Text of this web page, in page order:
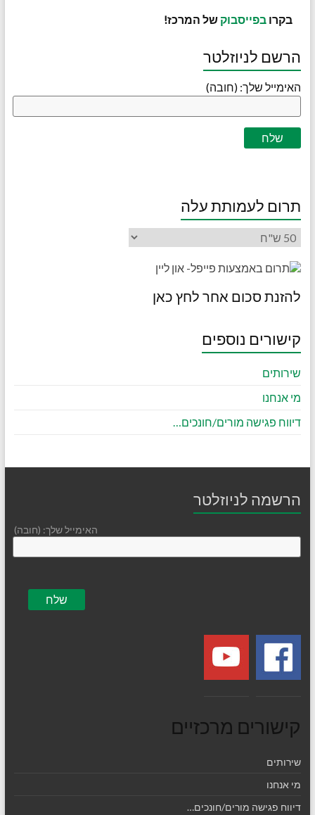
בקרו בפייסבוק של המרכז!
הרשם לניוזלטר
האימייל שלך: (חובה)
תרום לעמותת עלה
להזנת סכום אחר לחץ כאן
קישורים נוספים
שירותים
מי אנחנו
דיווח פגישה מורים/חונכים…
הרשמה לניוזלטר
האימייל שלך: (חובה)
קישורים מרכזיים
שירותים
מי אנחנו
דיווח פגישה מורים/חונכים…